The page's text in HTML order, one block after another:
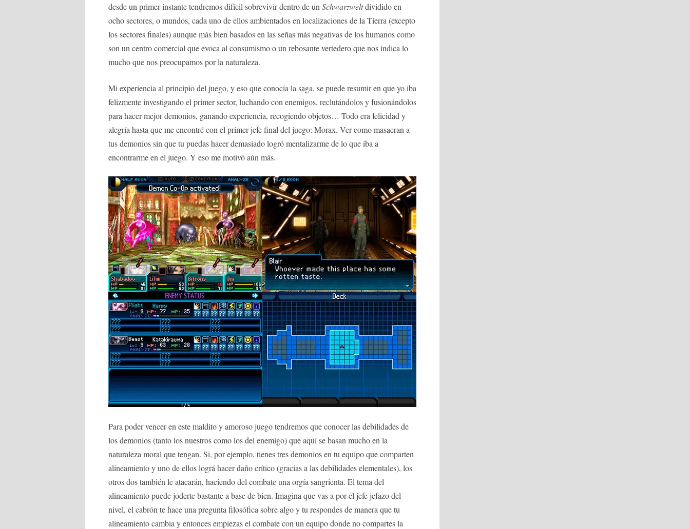
desde un primer instante tendremos difícil sobrevivir dentro de un Schwarzweltdividido en
ocho sectores, o mundos, cada uno de ellos ambientados en localizaciones de la Tierra (excepto
los sectores finales) aunque más bien basados en las señas más negativas de los humanos como
son un centro comercial que evoca al consumismo o un rebosante vertedero que nos indica lo
mucho que nos preocupamos por la naturaleza.
Mi experiencia al principio del juego, y eso que conocía la saga, se puede resumir en que yo iba
felizmente investigando el primer sector, luchando con enemigos, reclutándolos y fusionándolos
para hacer mejor demonios, ganando experiencia, recogiendo objetos… Todo era felicidad y
alegría hasta que me encontré con el primer jefe final del juego: Morax. Ver como masacran a
tus demonios sin que tu puedas hacer demasiado logró mentalizarme de lo que iba a
encontrarme en el juego. Y eso me motivó aún más.
Para poder vencer en este maldito y amoroso juego tendremos que conocer las debilidades de
los demonios (tanto los nuestros como los del enemigo) que aquí se basan mucho en la
naturaleza moral que tengan. Si, por ejemplo, tienes tres demonios en tu equipo que comparten
alineamiento y uno de ellos lográ hacer daño crítico (gracias a las debilidades elementales), los
otros dos también le atacarán, haciendo del combate una orgía sangrienta. El tema del
alineamiento puede joderte bastante a base de bien. Imagina que vas a por el jefe jefazo del
nivel, el cabrón te hace una pregunta filosófica sobre algo y tu respondes de manera que tu
alineamiento cambia y entonces empiezas el combate con un equipo donde no compartes la